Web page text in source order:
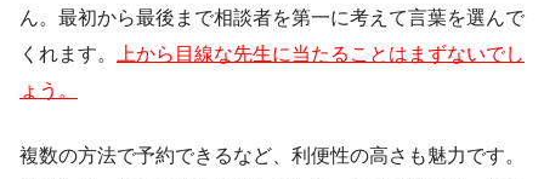
ん。最初から最後まで相談者を第一に考えて言葉を選んで
くれます。
上から目線な先生に当たることはまずないでし
ょう。
複数の方法で予約できるなど、利便性の高さも魅力です。